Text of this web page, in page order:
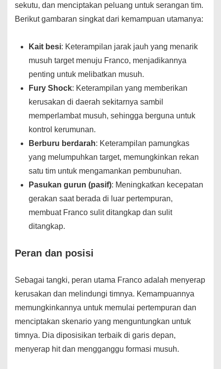
sekutu, dan menciptakan peluang untuk serangan tim.
Berikut gambaran singkat dari kemampuan utamanya:
Kait besi: Keterampilan jarak jauh yang menarik
musuh target menuju Franco, menjadikannya
penting untuk melibatkan musuh.
Fury Shock: Keterampilan yang memberikan
kerusakan di daerah sekitarnya sambil
memperlambat musuh, sehingga berguna untuk
kontrol kerumunan.
Berburu berdarah: Keterampilan pamungkas
yang melumpuhkan target, memungkinkan rekan
satu tim untuk mengamankan pembunuhan.
Pasukan gurun (pasif): Meningkatkan kecepatan
gerakan saat berada di luar pertempuran,
membuat Franco sulit ditangkap dan sulit
ditangkap.
Peran dan posisi
Sebagai tangki, peran utama Franco adalah menyerap
kerusakan dan melindungi timnya. Kemampuannya
memungkinkannya untuk memulai pertempuran dan
menciptakan skenario yang menguntungkan untuk
timnya. Dia diposisikan terbaik di garis depan,
menyerap hit dan mengganggu formasi musuh.